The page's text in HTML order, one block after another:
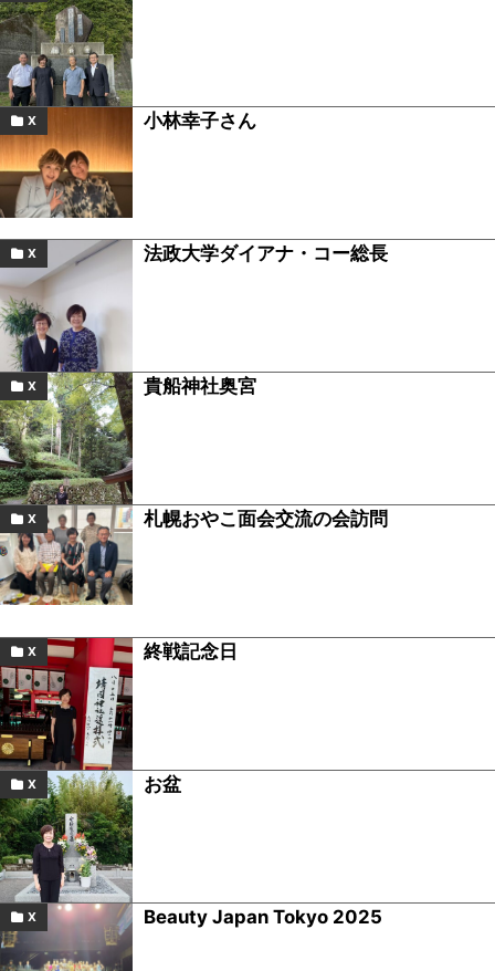
X 小林幸子さん
X 法政大学ダイアナ・コー総長
X 貴船神社奥宮
X 札幌おやこ面会交流の会訪問
X 終戦記念日
X お盆
X Beauty Japan Tokyo 2025